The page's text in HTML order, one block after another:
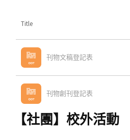
Title
刊物文稿登記表
刊物創刊登記表
【社團】校外活動